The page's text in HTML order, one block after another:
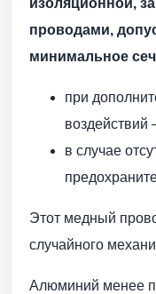
проводами,
минимальное
при
воздействий
в случае
Этот медный
случайного
Алюминий менее